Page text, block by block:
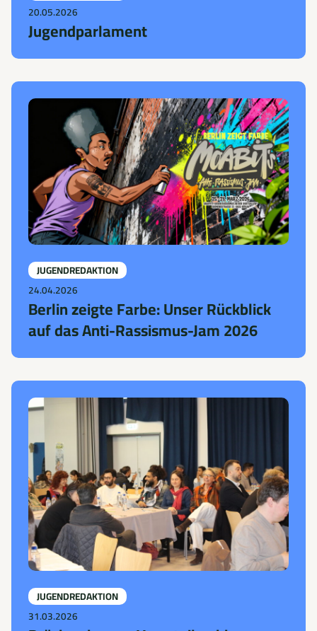
20.05.2026
Jugendparlament
JUGENDREDAKTION
24.04.2026
Berlin zeigte Farbe: Unser Rückblick
auf das Anti-Rassismus-Jam 2026
JUGENDREDAKTION
31.03.2026